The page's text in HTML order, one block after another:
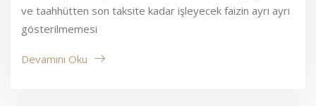
ve taahhütten son taksite kadar işleyecek faizin ayrı ayrı
gösterilmemesi
Devamını Oku